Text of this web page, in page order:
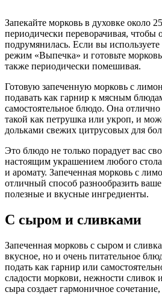
Запекайте морковь в духовке около
периодически переворачивая, чтобы
подрумянилась. Если вы используете
режим «Выпечка» и готовьте
также периодически помешивая.
Готовую запеченную морковь с
подавать как гарнир к мясным
самостоятельное блюдо. Она отлично
такой как петрушка или укроп, и
дольками свежих цитрусовых для
Это блюдо не только порадует вас
настоящим украшением любого
и аромату. Запеченная морковь с
отличный способ разнообразить
полезные и вкусные ингредиенты.
С сыром и сливками
Запеченная морковь с сыром и
вкусное, но и очень питательное
подать как гарнир или
сладости моркови, нежности сливок
сыра создает гармоничное